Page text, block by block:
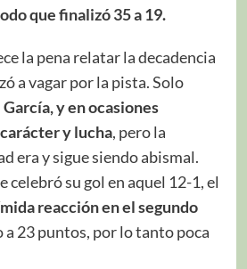
que finalizó 35 a 19.
la pena relatar la decadencia
a vagar por la pista. Solo
y en ocasiones
y lucha, pero la
era y sigue siendo abismal.
celebró su gol en aquel 12-1, el
reacción en el segundo
a 23 puntos, por lo tanto poca